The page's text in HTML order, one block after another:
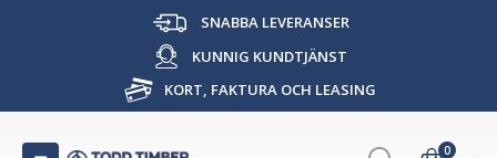
SNABBA LEVERANSER
KUNNIG KUNDTJÄNST
KORT, FAKTURA OCH LEASING
0